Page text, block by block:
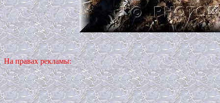
На правах рекламы: